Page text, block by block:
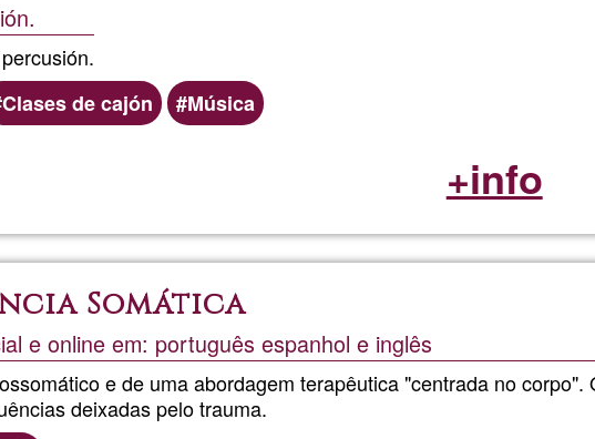
Clases de cajón
Música
+info
Somática
e online em: português espanhol e inglês
e de uma abordagem terapêutica "centrada no corpo".
deixadas pelo trauma.